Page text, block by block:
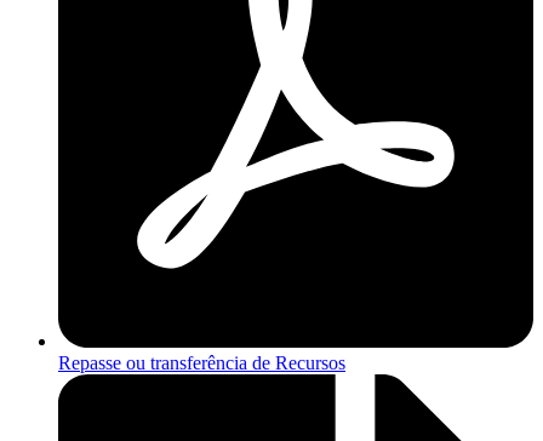
Repasse ou transferência de Recursos